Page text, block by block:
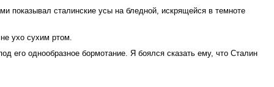
сталинские усы на бледной, искрящейся в темноте
ухо сухим ртом.
его однообразное бормотание. Я боялся сказать ему, что Сталин